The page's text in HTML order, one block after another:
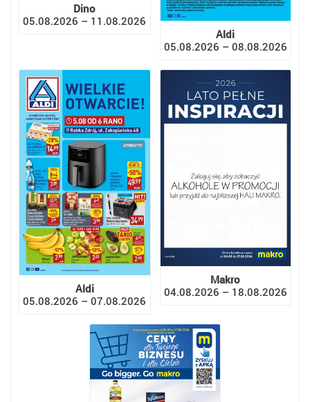
Dino
05.08.2026 – 11.08.2026
Aldi
05.08.2026 – 08.08.2026
Aldi
05.08.2026 – 07.08.2026
Makro
04.08.2026 – 18.08.2026